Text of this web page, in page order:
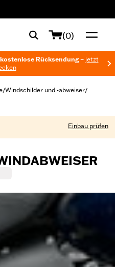
(0)
Rücksendung – jetzt
/Windschilder und -abweiser/
Einbau prüfen